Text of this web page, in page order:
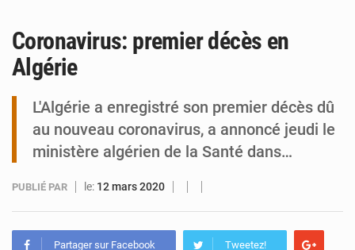
Tibiri : le dialogue, nouveau terrain de jeu pour la paix
Coronavirus: premier décès en
Algérie
L'Algérie a enregistré son premier décès dû
au nouveau coronavirus, a annoncé jeudi le
ministère algérien de la Santé dans…
PUBLIÉ PAR le: 12 mars 2020
Partager sur Facebook Tweetez!